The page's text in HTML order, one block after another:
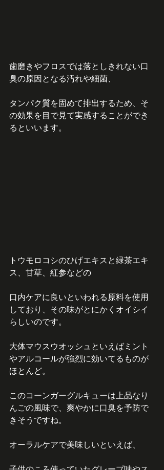
歯磨きやフロスでは落としきれない口
臭の原因となる汚れや細菌、
タンパク質を固めて排出するため、そ
の効果を目で見て実感することができ
るといいます。
トウモロコシのひげエキスと緑茶エキ
ス、甘草、紅参などの
口内ケアに良いといわれる原料を使用
しており、その味がとにかくオイシイ
らしいのです。
大体マウスウオッシュといえばミント
やアルコールが強烈に効いてるものが
ほとんど。
このコーンガーグルキューは上品なり
んごの風味で、爽やかに口臭を予防で
きそうですね。
オーラルケアで美味しいといえば、